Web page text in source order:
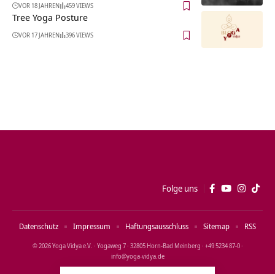
VOR 18 JAHREN 459 VIEWS
Tree Yoga Posture
VOR 17 JAHREN 396 VIEWS
Folge uns
© 2026 Yoga Vidya e.V. · Yogaweg 7 · 32805 Horn‑Bad Meinberg · +49 5234 87‑0 ·
info@yoga‑vidya.de
Datenschutz Impressum Haftungsausschluss Sitemap RSS